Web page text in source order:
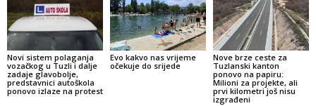
Novi sistem polaganja
vozačkog u Tuzli i dalje
zadaje glavobolje,
predstavnici autoškola
ponovo izlaze na protest
Evo kakvo nas vrijeme
očekuje do srijede
Nove brze ceste za
Tuzlanski kanton
ponovo na papiru:
Milioni za projekte, ali
prvi kilometri još nisu
izgrađeni